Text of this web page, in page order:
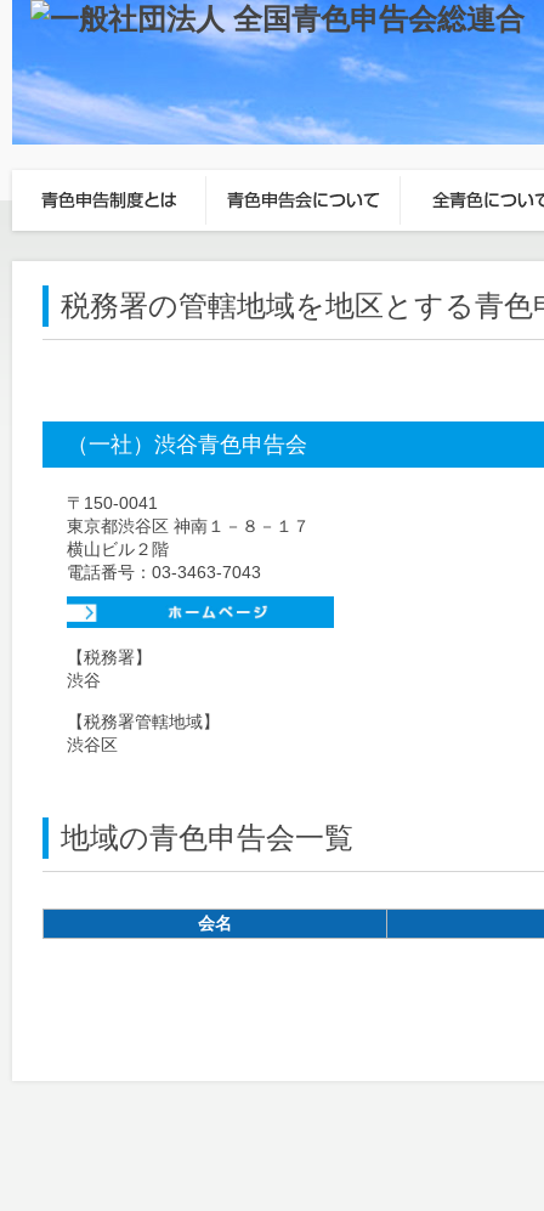
税務署の管轄地域を地区とする青色
（一社）渋谷青色申告会
〒150-0041
東京都渋谷区 神南１－８－１７
横山ビル２階
電話番号：03-3463-7043
【税務署】
渋谷
【税務署管轄地域】
渋谷区
地域の青色申告会一覧
会名